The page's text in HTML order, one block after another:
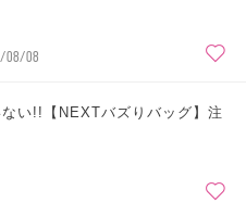
08/08
ない!!【NEXTバズりバッグ】注